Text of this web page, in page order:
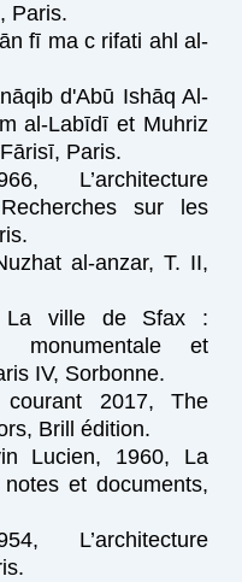
Paris.
fī ma c rifati ahl al-
d'Abū Ishāq Al-
al-Labīdī et Muhriz
Paris.
L’architecture
sur les
al-anzar, T. II,
La ville de Sfax :
monumentale et
IV, Sorbonne.
courant 2017, The
Brill édition.
Lucien, 1960, La
et documents,
L’architecture